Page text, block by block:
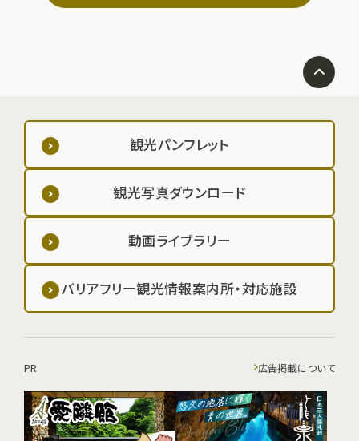
観光パンフレット
観光写真ダウンロード
動画ライブラリー
バリアフリー観光情報案内所・対応施設
PR 広告掲載について